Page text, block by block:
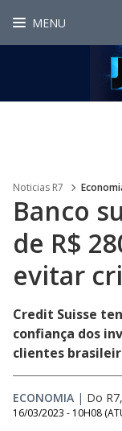
MENU
Noticias R7
Banco
de R$
evitar
Credit Suisse
confiança dos
clientes
ECONOMIA | Do
16/03/2023 - 10H08